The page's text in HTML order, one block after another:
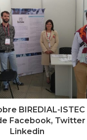
BIREDIAL-ISTEC
Facebook, Twitter
Linkedin